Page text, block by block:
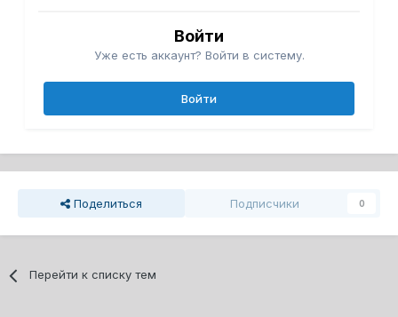
Войти
Уже есть аккаунт? Войти в систему.
Войти
Поделиться Подписчики 0
Перейти к списку тем